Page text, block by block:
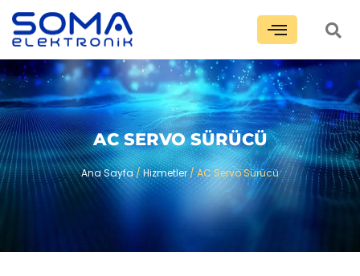
AC SERVO SÜRÜCÜ
Ana Sayfa/Hizmetler/ AC Servo Sürücü